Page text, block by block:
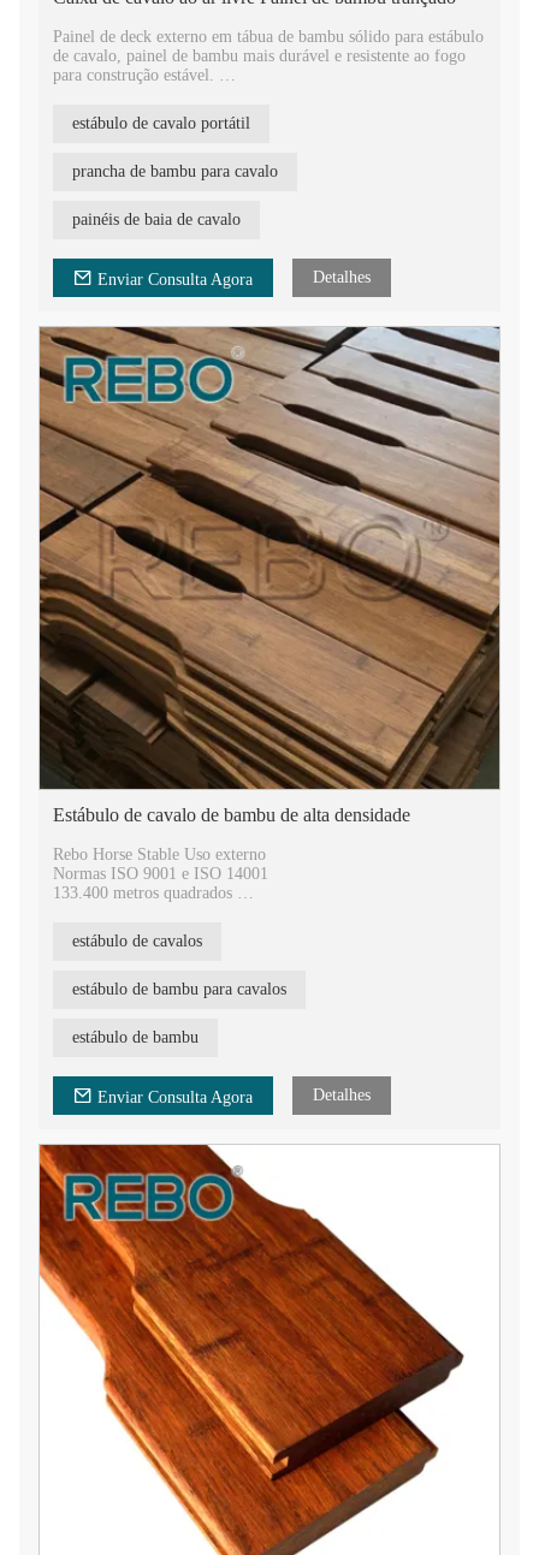
Painel de deck externo em tábua de bambu sólido para estábulo
de cavalo, painel de bambu mais durável e resistente ao fogo
para construção estável.
Lados macho e fêmea para serem facilmente instalados juntos,
com abertura de ventilação, respirável. Fabricante de painéis de
competitivo.
Portas estáveis ​​de material durável de bambu para construção
de casas de cavalos. Painel de deck de bambu para baia de
cavalo. Painel de baia de cavalo de bambu à prova de fogo.
estábulo de cavalo portátil
prancha de bambu para cavalo
painéis de baia de cavalo
Enviar Consulta Agora Detalhes
Estábulo de cavalo de bambu de alta densidade
Rebo Horse Stable Uso externo
Normas ISO 9001 e ISO 14001
133.400 metros quadrados
9 patentes nacionais de invenção e 77 patentes de modelo de
utilidade
estábulo de cavalos
estábulo de bambu para cavalos
estábulo de bambu
Enviar Consulta Agora Detalhes